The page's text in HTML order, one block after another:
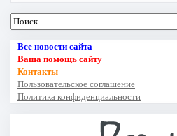
Все новости сайта
Ваша помощь сайту
Контакты
Пользовательское соглашение
Политика конфиденциальности